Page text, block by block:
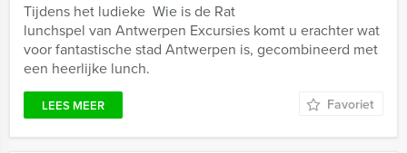
Tijdens het ludieke Wie is de Rat
lunchspel van Antwerpen Excursies komt u erachter wat
voor fantastische stad Antwerpen is, gecombineerd met
een heerlijke lunch.
LEES MEER Favoriet